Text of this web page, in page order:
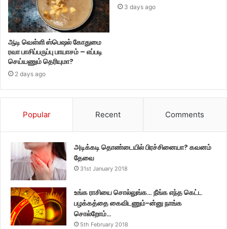
ஆடி வெள்ளி ஸ்பெஷல் கோதுமை
ரவா பாசிப்பருப்பு பாயாசம் – எப்படி
செய்யணும் தெரியுமா?
2 days ago
3 days ago
Popular Recent Comments
அடிக்கடி தொண்டையில் பிரச்சினையா? கவனம்
தேவை
31st January 2018
உங்க ராசியை சொல்லுங்க… நீங்க எந்த கெட்ட
பழக்கத்தை கைவிடணும்-ன்னு நாங்க
சொல்றோம்…
5th February 2018